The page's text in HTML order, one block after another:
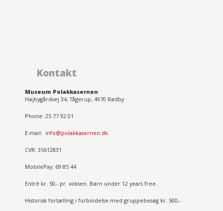
Kontakt
Museum Polakkasernen
Højbygårdvej 34, Tågerup, 4970 Rødby
Phone: 25 77 92 01
E-mail: info@polakkasernen.dk
CVR: 35612831
MobilePay: 69 85 44
Entré kr. 50,- pr. voksen. Børn under 12 years free.
Historisk fortælling i forbindelse med gruppebesøg kr. 500,-